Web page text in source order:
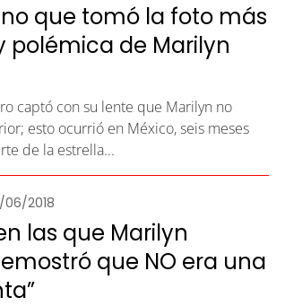
que tomó la foto más
polémica de Marilyn
captó con su lente que Marilyn no
esto ocurrió en México, seis meses
de la estrella...
06/2018
las que Marilyn
que NO era una